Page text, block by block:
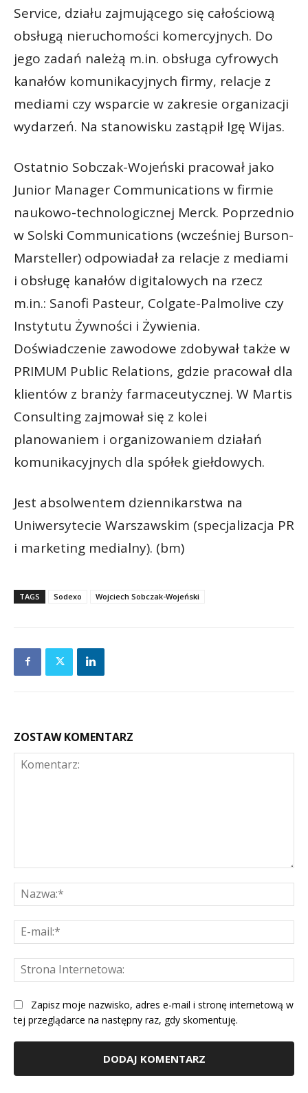
Service, działu zajmującego się całościową
obsługą nieruchomości komercyjnych. Do
jego zadań należą m.in. obsługa cyfrowych
kanałów komunikacyjnych firmy, relacje z
mediami czy wsparcie w zakresie organizacji
wydarzeń. Na stanowisku zastąpił Igę Wijas.
Ostatnio Sobczak-Wojeński pracował jako
Junior Manager Communications w firmie
naukowo-technologicznej Merck. Poprzednio
w Solski Communications (wcześniej Burson-
Marsteller) odpowiadał za relacje z mediami
i obsługę kanałów digitalowych na rzecz
m.in.: Sanofi Pasteur, Colgate-Palmolive czy
Instytutu Żywności i Żywienia.
Doświadczenie zawodowe zdobywał także w
PRIMUM Public Relations, gdzie pracował dla
klientów z branży farmaceutycznej. W Martis
Consulting zajmował się z kolei
planowaniem i organizowaniem działań
komunikacyjnych dla spółek giełdowych.
Jest absolwentem dziennikarstwa na
Uniwersytecie Warszawskim (specjalizacja PR
i marketing medialny). (bm)
TAGS Sodexo Wojciech Sobczak-Wojeński
ZOSTAW KOMENTARZ
Zapisz moje nazwisko, adres e-mail i stronę internetową w
tej przeglądarce na następny raz, gdy skomentuję.